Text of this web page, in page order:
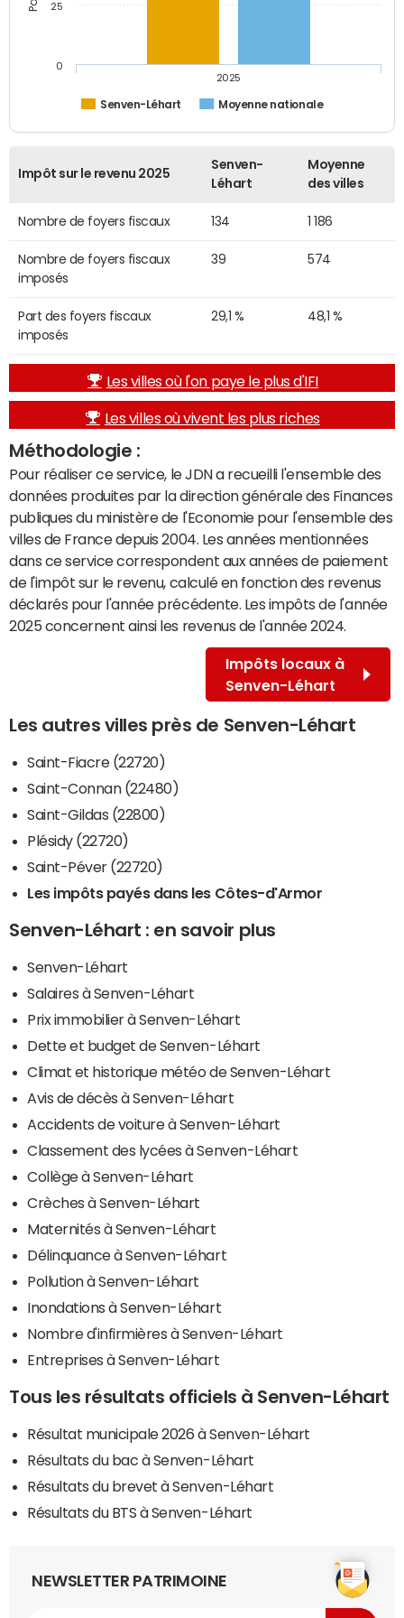
Senven-Léhart Moyenne nationale
2025
0
25
Impôt sur le revenu 2025
Senven-
Léhart
Moyenne
des villes
Nombre de foyers fiscaux 134 1 186
Nombre de foyers fiscaux
imposés
39 574
Part des foyers fiscaux
imposés
29,1 % 48,1 %
Les villes où l'on paye le plus d'IFI
Les villes où vivent les plus riches
Méthodologie :
Pour réaliser ce service, le JDN a recueilli l'ensemble des
données produites par la direction générale des Finances
publiques du ministère de l'Economie pour l'ensemble des
villes de France depuis 2004. Les années mentionnées
dans ce service correspondent aux années de paiement
de l'impôt sur le revenu, calculé en fonction des revenus
déclarés pour l'année précédente. Les impôts de l'année
2025 concernent ainsi les revenus de l'année 2024.
Impôts locaux à
Senven-Léhart
Les autres villes près de Senven-Léhart
Saint-Fiacre (22720)
Saint-Connan (22480)
Saint-Gildas (22800)
Plésidy (22720)
Saint-Péver (22720)
Les impôts payés dans les Côtes-d'Armor
Senven-Léhart : en savoir plus
Senven-Léhart
Salaires à Senven-Léhart
Prix immobilier à Senven-Léhart
Dette et budget de Senven-Léhart
Climat et historique météo de Senven-Léhart
Avis de décès à Senven-Léhart
Accidents de voiture à Senven-Léhart
Classement des lycées à Senven-Léhart
Collège à Senven-Léhart
Crèches à Senven-Léhart
Maternités à Senven-Léhart
Délinquance à Senven-Léhart
Pollution à Senven-Léhart
Inondations à Senven-Léhart
Nombre d'infirmières à Senven-Léhart
Entreprises à Senven-Léhart
Tous les résultats officiels à Senven-Léhart
Résultat municipale 2026 à Senven-Léhart
Résultats du bac à Senven-Léhart
Résultats du brevet à Senven-Léhart
Résultats du BTS à Senven-Léhart
NEWSLETTER PATRIMOINE